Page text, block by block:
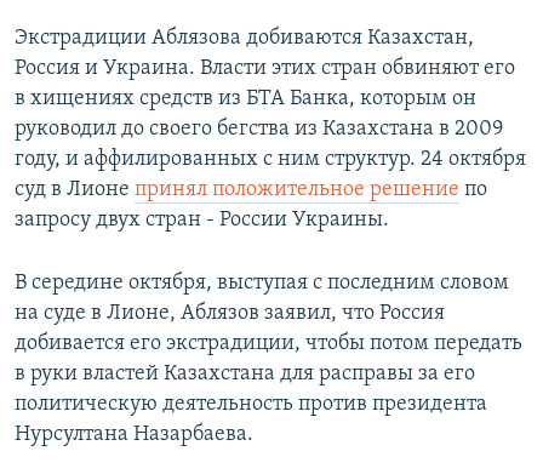
Экстрадиции Аблязова добиваются Казахстан,
Россия и Украина. Власти этих стран обвиняют его
в хищениях средств из БТА Банка, которым он
руководил до своего бегства из Казахстана в 2009
году, и аффилированных с ним структур. 24 октября
суд в Лионе принял положительное решение по
запросу двух стран - России Украины.
В середине октября, выступая с последним словом
на суде в Лионе, Аблязов заявил, что Россия
добивается его экстрадиции, чтобы потом передать
в руки властей Казахстана для расправы за его
политическую деятельность против президента
Нурсултана Назарбаева.